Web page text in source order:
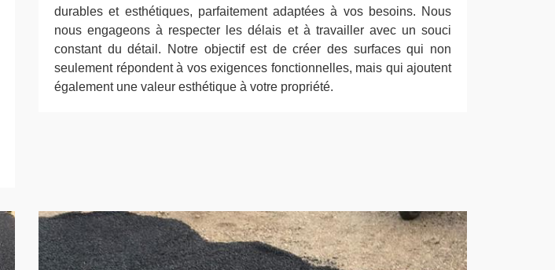
durables et esthétiques, parfaitement adaptées à vos besoins. Nous
nous engageons à respecter les délais et à travailler avec un souci
constant du détail. Notre objectif est de créer des surfaces qui non
seulement répondent à vos exigences fonctionnelles, mais qui ajoutent
également une valeur esthétique à votre propriété.